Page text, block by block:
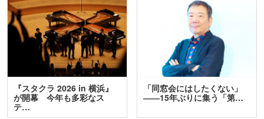
『スタクラ 2026 in 横浜』
が開幕 今年も多彩なス
テ…
「同窓会にはしたくない」
――15年ぶりに集う「第…